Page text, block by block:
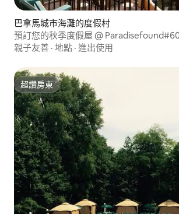
巴拿馬城市海灘的度假村
預訂您的秋季度假屋 @
親子友善 · 地點 · 進出使用
超讚房東
超讚房東